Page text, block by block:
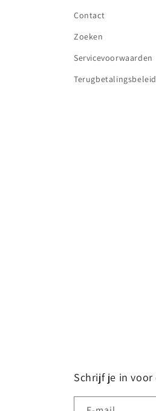
Contact
Zoeken
Servicevoorwaarden
Terugbetalingsbeleid
Schrijf je in